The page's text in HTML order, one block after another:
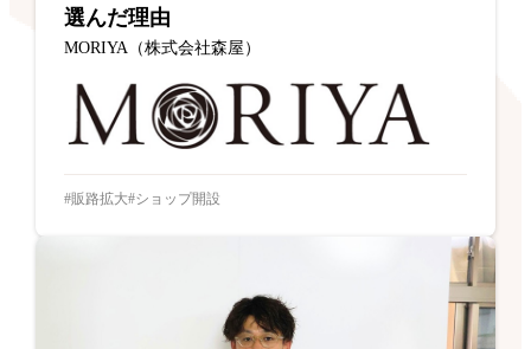
選んだ理由
MORIYA（株式会社森屋）
販路拡大 ショップ開設